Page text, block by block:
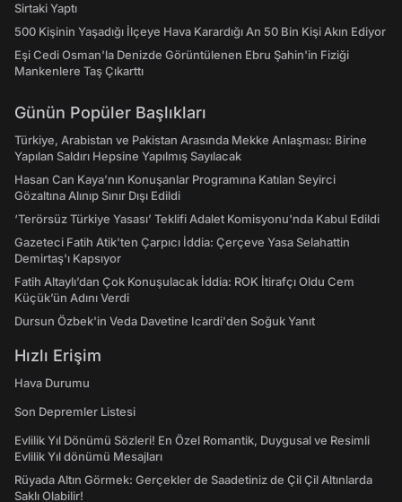
Sirtaki Yaptı
500 Kişinin Yaşadığı İlçeye Hava Karardığı An 50 Bin Kişi Akın Ediyor
Eşi Cedi Osman'la Denizde Görüntülenen Ebru Şahin'in Fiziği
Mankenlere Taş Çıkarttı
Günün Popüler Başlıkları
Türkiye, Arabistan ve Pakistan Arasında Mekke Anlaşması: Birine
Yapılan Saldırı Hepsine Yapılmış Sayılacak
Hasan Can Kaya’nın Konuşanlar Programına Katılan Seyirci
Gözaltına Alınıp Sınır Dışı Edildi
‘Terörsüz Türkiye Yasası’ Teklifi Adalet Komisyonu'nda Kabul Edildi
Gazeteci Fatih Atik'ten Çarpıcı İddia: Çerçeve Yasa Selahattin
Demirtaş'ı Kapsıyor
Fatih Altaylı’dan Çok Konuşulacak İddia: ROK İtirafçı Oldu Cem
Küçük’ün Adını Verdi
Dursun Özbek'in Veda Davetine Icardi'den Soğuk Yanıt
Hızlı Erişim
Hava Durumu
Son Depremler Listesi
Evlilik Yıl Dönümü Sözleri! En Özel Romantik, Duygusal ve Resimli
Evlilik Yıl dönümü Mesajları
Rüyada Altın Görmek: Gerçekler de Saadetiniz de Çil Çil Altınlarda
Saklı Olabilir!